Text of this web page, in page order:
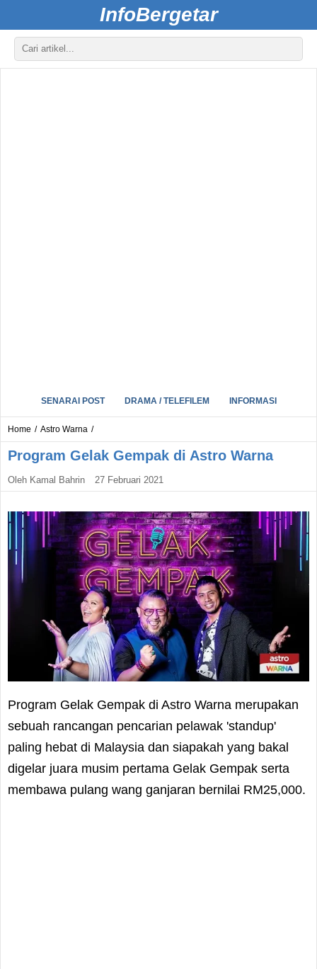
InfoBergetar
SENARAI POST DRAMA / TELEFILEM INFORMASI
Home / Astro Warna /
Program Gelak Gempak di Astro Warna
Oleh Kamal Bahrin 27 Februari 2021
Program Gelak Gempak di Astro Warna merupakan
sebuah rancangan pencarian pelawak 'standup'
paling hebat di Malaysia dan siapakah yang bakal
digelar juara musim pertama Gelak Gempak serta
membawa pulang wang ganjaran bernilai RM25,000.